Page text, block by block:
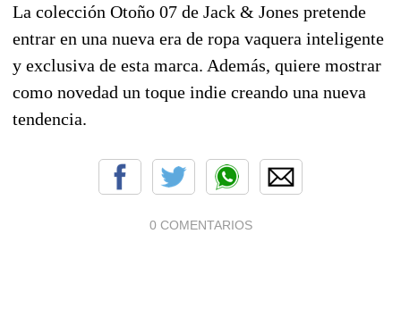
La colección Otoño 07 de Jack & Jones pretende
entrar en una nueva era de ropa vaquera inteligente
y exclusiva de esta marca. Además, quiere mostrar
como novedad un toque indie creando una nueva
tendencia.
0 COMENTARIOS